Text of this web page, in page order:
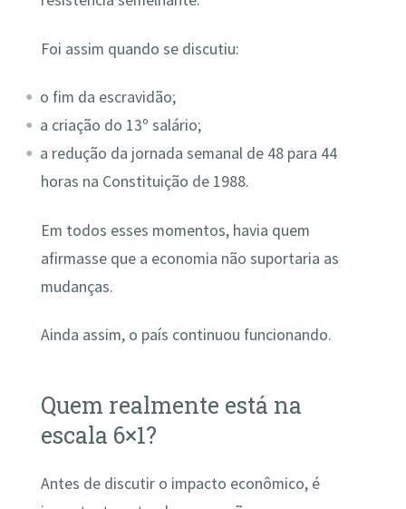
Foi assim quando se discutiu:
o fim da escravidão;
a criação do 13º salário;
a redução da jornada semanal de 48 para 44
horas na Constituição de 1988.
Em todos esses momentos, havia quem
afirmasse que a economia não suportaria as
mudanças.
Ainda assim, o país continuou funcionando.
Quem realmente está na
escala 6×1?
Antes de discutir o impacto econômico, é